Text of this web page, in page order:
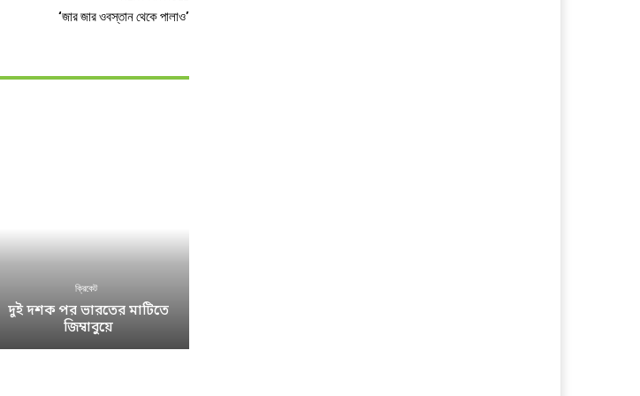
‘জার জার ওবস্তান থেকে পালাও’
ক্রিকেট
দুই দশক পর ভারতের মাটিতে
জিম্বাবুয়ে